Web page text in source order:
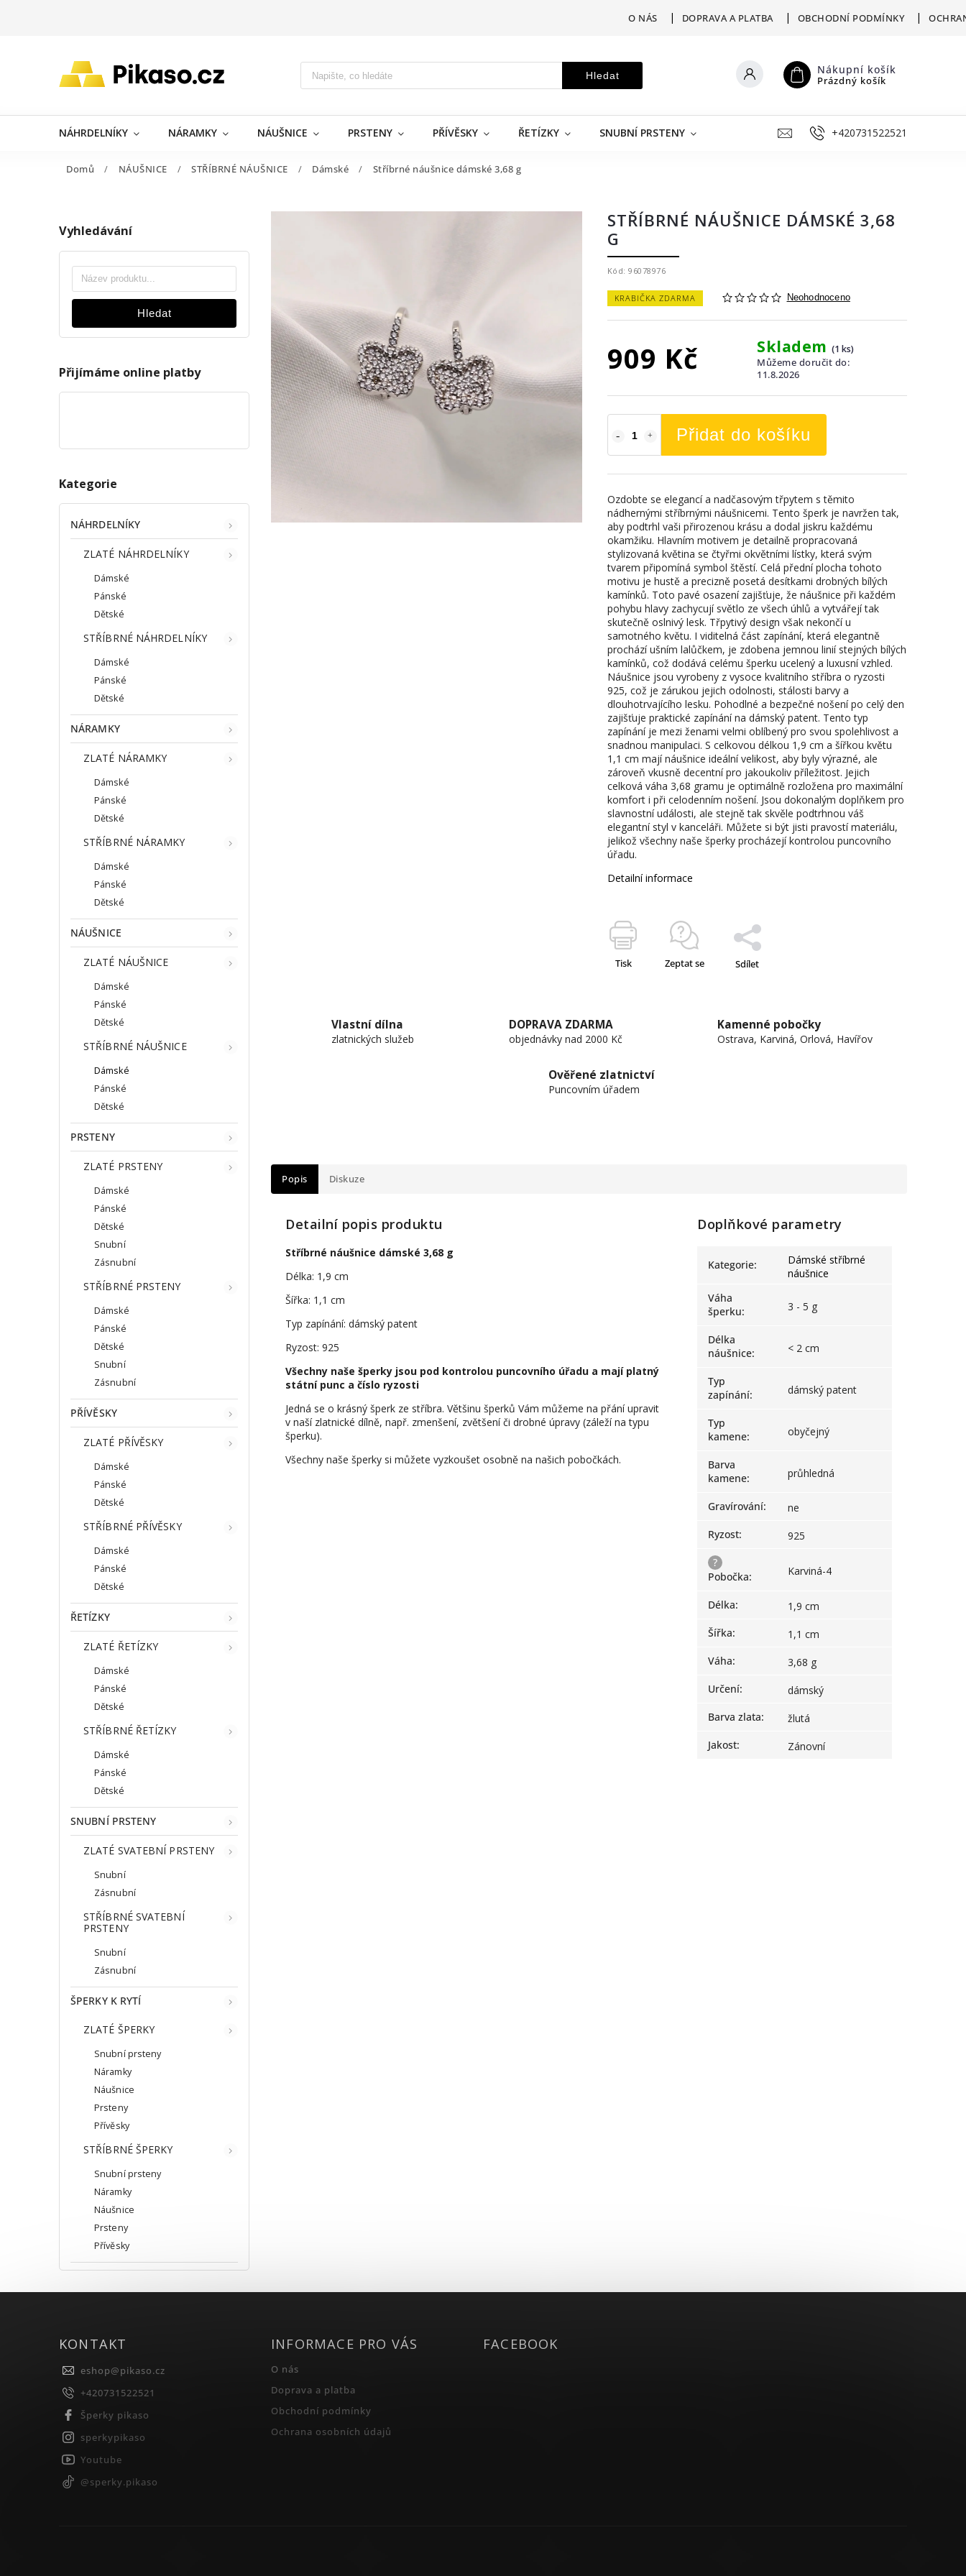
O NÁS DOPRAVA A PLATBA OBCHODNÍ PODMÍNKY
Hledat Nákupní košík
Prázdný košík
NÁHRDELNÍKY NÁRAMKY NÁUŠNICE PRSTENY PŘÍVĚSKY ŘETÍZKY SNUBNÍ PRSTENY ŠPERKY K RYTÍ VÝKUP ZLATNICKÁ
+420731522521
Domů / NÁUŠNICE / STŘÍBRNÉ NÁUŠNICE / Dámské / Stříbrné náušnice dámské 3,68 g
Vyhledávání
Hledat
Přijímáme online platby
Kategorie
NÁHRDELNÍKY
ZLATÉ NÁHRDELNÍKY
Dámské
Pánské
Dětské
STŘÍBRNÉ NÁHRDELNÍKY
Dámské
Pánské
Dětské
NÁRAMKY
ZLATÉ NÁRAMKY
Dámské
Pánské
Dětské
STŘÍBRNÉ NÁRAMKY
Dámské
Pánské
Dětské
NÁUŠNICE
ZLATÉ NÁUŠNICE
Dámské
Pánské
Dětské
STŘÍBRNÉ NÁUŠNICE
Dámské
Pánské
Dětské
PRSTENY
ZLATÉ PRSTENY
Dámské
Pánské
Dětské
Snubní
Zásnubní
STŘÍBRNÉ PRSTENY
Dámské
Pánské
Dětské
Snubní
Zásnubní
PŘÍVĚSKY
ZLATÉ PŘÍVĚSKY
Dámské
Pánské
Dětské
STŘÍBRNÉ PŘÍVĚSKY
Dámské
Pánské
Dětské
ŘETÍZKY
ZLATÉ ŘETÍZKY
Dámské
Pánské
Dětské
STŘÍBRNÉ ŘETÍZKY
Dámské
Pánské
Dětské
SNUBNÍ PRSTENY
ZLATÉ SVATEBNÍ PRSTENY
Snubní
Zásnubní
STŘÍBRNÉ SVATEBNÍ
PRSTENY
Snubní
Zásnubní
ŠPERKY K RYTÍ
ZLATÉ ŠPERKY
Snubní prsteny
Náramky
Náušnice
Prsteny
Přívěsky
STŘÍBRNÉ ŠPERKY
Snubní prsteny
Náramky
Náušnice
Prsteny
Přívěsky
STŘÍBRNÉ NÁUŠNICE DÁMSKÉ 3,68
G
Kód: 96078976
KRABIČKA ZDARMA Neohodnoceno
909 Kč Skladem(1 ks)
Můžeme doručit do:
11.8.2026
Přidat do košíku
Ozdobte se elegancí a nadčasovým třpytem s těmito
nádhernými stříbrnými náušnicemi. Tento šperk je navržen tak,
aby podtrhl vaši přirozenou krásu a dodal jiskru každému
okamžiku. Hlavním motivem je detailně propracovaná
stylizovaná květina se čtyřmi okvětními lístky, která svým
tvarem připomíná symbol štěstí. Celá přední plocha tohoto
motivu je hustě a precizně posetá desítkami drobných bílých
kamínků. Toto pavé osazení zajišťuje, že náušnice při každém
pohybu hlavy zachycují světlo ze všech úhlů a vytvářejí tak
skutečně oslnivý lesk. Třpytivý design však nekončí u
samotného květu. I viditelná část zapínání, která elegantně
prochází ušním lalůčkem, je zdobena jemnou linií stejných bílých
kamínků, což dodává celému šperku ucelený a luxusní vzhled.
Náušnice jsou vyrobeny z vysoce kvalitního stříbra o ryzosti
925, což je zárukou jejich odolnosti, stálosti barvy a
dlouhotrvajícího lesku. Pohodlné a bezpečné nošení po celý den
zajišťuje praktické zapínání na dámský patent. Tento typ
zapínání je mezi ženami velmi oblíbený pro svou spolehlivost a
snadnou manipulaci. S celkovou délkou 1,9 cm a šířkou květu
1,1 cm mají náušnice ideální velikost, aby byly výrazné, ale
zároveň vkusně decentní pro jakoukoliv příležitost. Jejich
celková váha 3,68 gramu je optimálně rozložena pro maximální
komfort i při celodenním nošení. Jsou dokonalým doplňkem pro
slavnostní události, ale stejně tak skvěle podtrhnou váš
elegantní styl v kanceláři. Můžete si být jisti pravostí materiálu,
jelikož všechny naše šperky procházejí kontrolou puncovního
úřadu.
Detailní informace
Tisk Zeptat se Sdílet
Vlastní dílna
zlatnických služeb
DOPRAVA ZDARMA
objednávky nad 2000 Kč
Kamenné pobočky
Ostrava, Karviná, Orlová, Havířov
Ověřené zlatnictví
Puncovním úřadem
Popis Diskuze
Detailní popis produktu
Stříbrné náušnice dámské 3,68 g
Délka: 1,9 cm
Šířka: 1,1 cm
Typ zapínání: dámský patent
Ryzost: 925
Všechny naše šperky jsou pod kontrolou puncovního úřadu a mají platný
státní punc a číslo ryzosti
Jedná se o krásný šperk ze stříbra. Většinu šperků Vám můžeme na přání upravit
v naší zlatnické dílně, např. zmenšení, zvětšení či drobné úpravy (záleží na typu
šperku).
Všechny naše šperky si můžete vyzkoušet osobně na našich pobočkách.
Doplňkové parametry
Kategorie:
Dámské stříbrné
náušnice
Váha
šperku: 3 - 5 g
Délka
náušnice: < 2 cm
Typ
zapínání: dámský patent
Typ
kamene: obyčejný
Barva
kamene: průhledná
Gravírování:
ne
Ryzost:
925
?
Pobočka: Karviná-4
Délka:
1,9 cm
Šířka:
1,1 cm
Váha:
3,68 g
Určení:
dámský
Barva zlata:
žlutá
Jakost: Zánovní
KONTAKT
eshop@pikaso.cz
+420731522521
Šperky pikaso
sperkypikaso
Youtube
@sperky.pikaso
INFORMACE PRO VÁS
O nás
Doprava a platba
Obchodní podmínky
Ochrana osobních údajů
FACEBOOK